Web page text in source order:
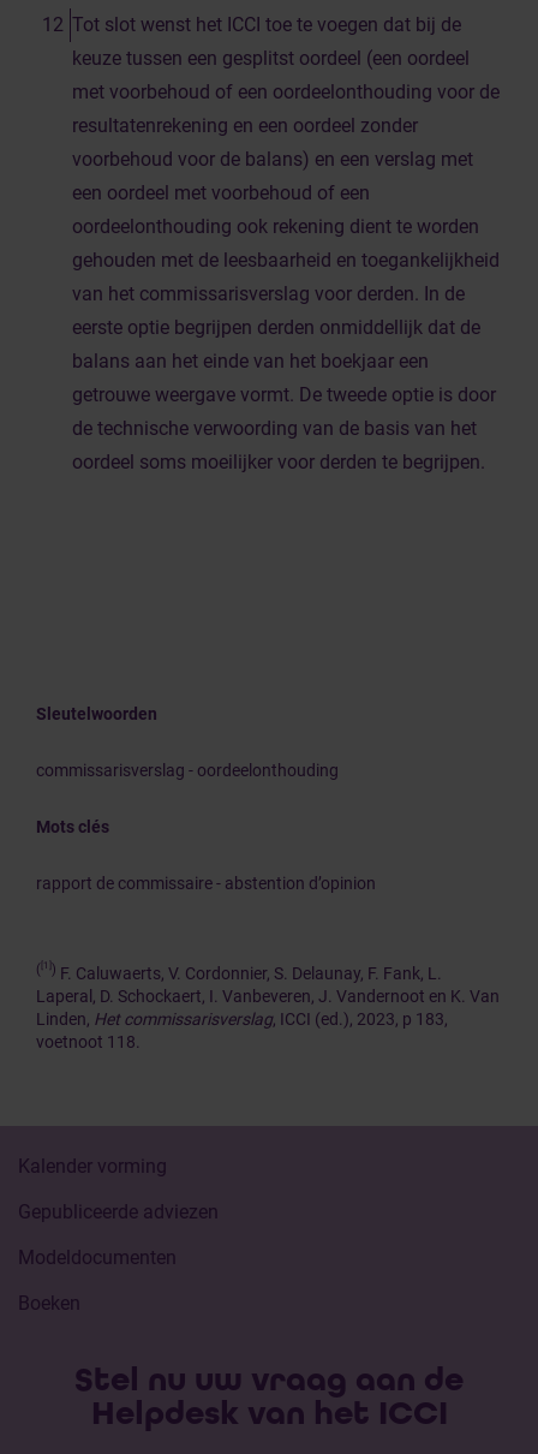
Tot slot wenst het ICCI toe te voegen dat bij de
keuze tussen een gesplitst oordeel (een oordeel
met voorbehoud of een oordeelonthouding voor de
resultatenrekening en een oordeel zonder
voorbehoud voor de balans) en een verslag met
een oordeel met voorbehoud of een
oordeelonthouding ook rekening dient te worden
gehouden met de leesbaarheid en toegankelijkheid
van het commissarisverslag voor derden. In de
eerste optie begrijpen derden onmiddellijk dat de
balans aan het einde van het boekjaar een
getrouwe weergave vormt. De tweede optie is door
de technische verwoording van de basis van het
oordeel soms moeilijker voor derden te begrijpen.
Sleutelwoorden
commissarisverslag - oordeelonthouding
Mots clés
rapport de commissaire - abstention d’opinion
( ) F. Caluwaerts, V. Cordonnier, S. Delaunay, F. Fank, L.
Laperal, D. Schockaert, I. Vanbeveren, J. Vandernoot en K. Van
Linden, Het commissarisverslag, ICCI (ed.), 2023, p 183,
voetnoot 118.
Kalender vorming
Gepubliceerde adviezen
Modeldocumenten
Boeken
Stel nu uw vraag aan de
Helpdesk van het ICCI